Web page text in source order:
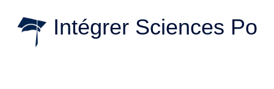
Intégrer Sciences Po